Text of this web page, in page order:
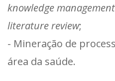
knowledge
literature review;
- Mineração de
área da saúde.